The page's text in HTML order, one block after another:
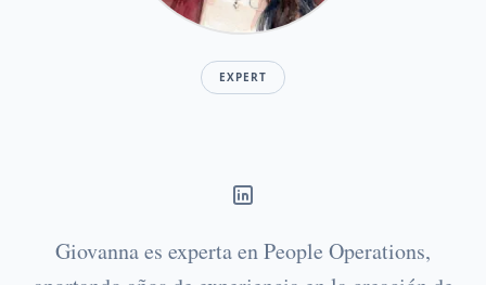
EXPERT
Giovanna es experta en People Operations,